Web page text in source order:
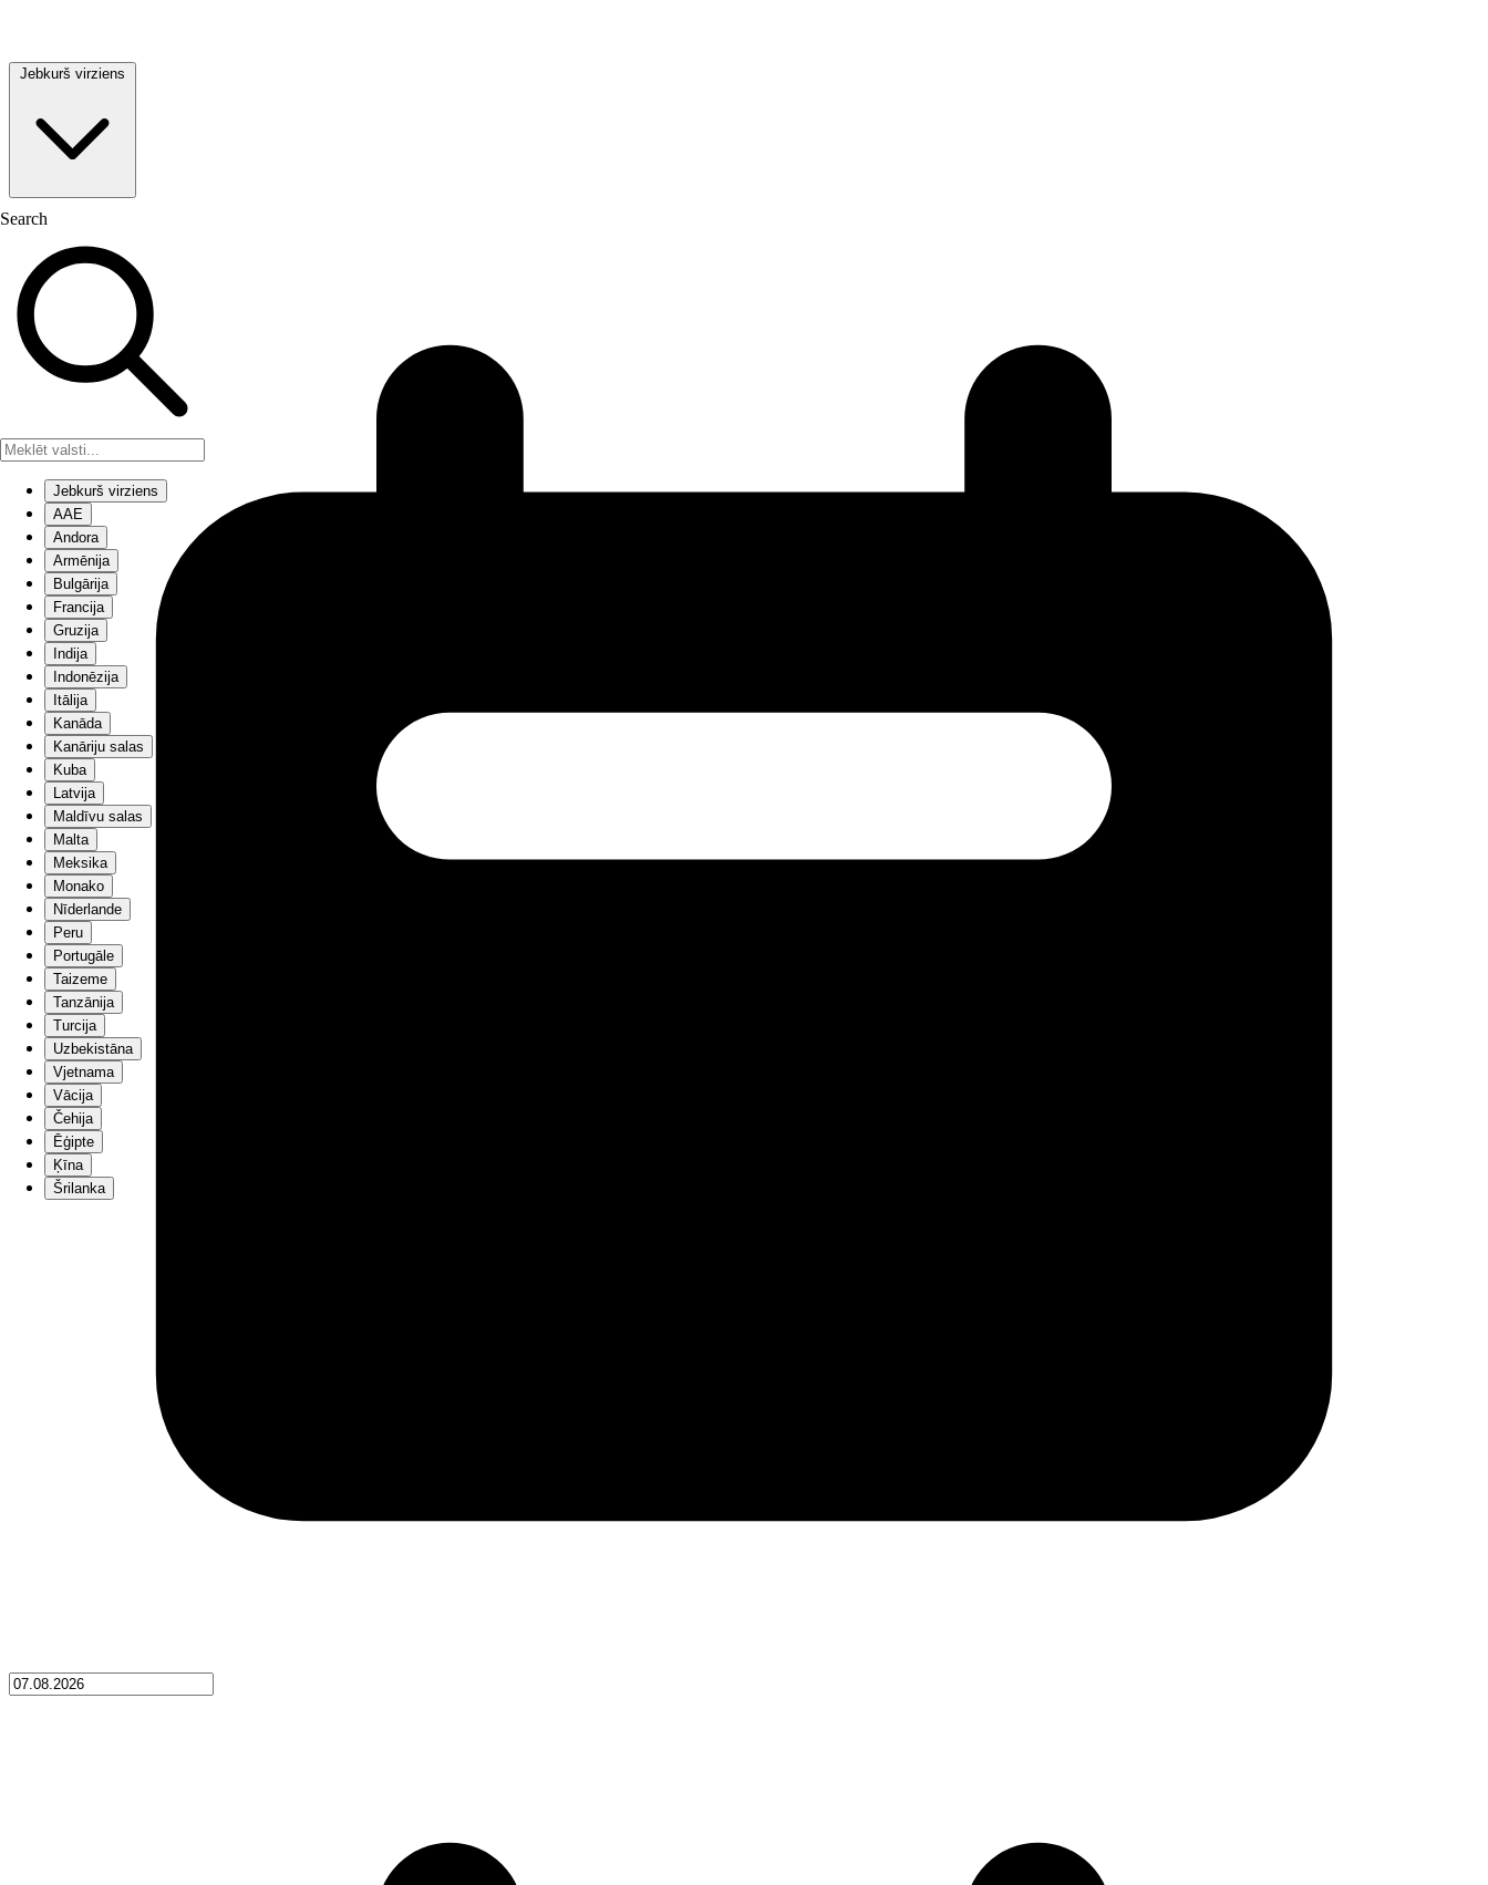
Jebkurš virziens
Search
Jebkurš virziens
AAE
Andora
Armēnija
Bulgārija
Francija
Gruzija
Indija
Indonēzija
Itālija
Kanāda
Kanāriju salas
Kuba
Latvija
Maldīvu salas
Malta
Meksika
Monako
Nīderlande
Peru
Portugāle
Taizeme
Tanzānija
Turcija
Uzbekistāna
Vjetnama
Vācija
Čehija
Ēģipte
Ķīna
Šrilanka